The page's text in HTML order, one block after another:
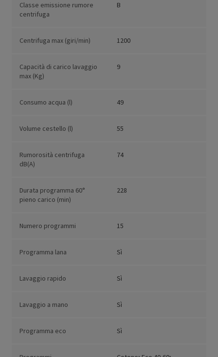
Classe emissione rumore
centrifuga
B
Centrifuga max (giri/min) 1200
Capacità di carico lavaggio
max (Kg)
9
Consumo acqua (l) 49
Volume cestello (l) 55
Rumorosità centrifuga
dB(A)
74
Durata programma 60°
pieno carico (min)
228
Numero programmi 15
Programma lana Sì
Lavaggio rapido Sì
Lavaggio a mano Sì
Programma eco Sì